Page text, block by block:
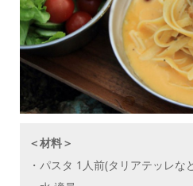
＜材料＞
・パスタ 1人前(タリアテッレ